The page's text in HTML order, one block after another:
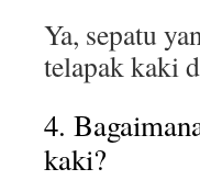
Ya, sepatu
telapak kaki
4.
kaki?